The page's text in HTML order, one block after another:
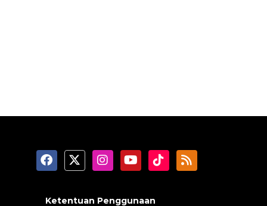
Ketentuan Penggunaan